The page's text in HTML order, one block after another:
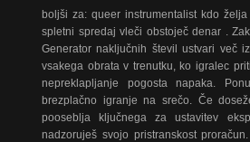
boljši za: queer instrumentalist kdo
spletni spredaj vleči obstoječ denar .
Generator naključnih števil ustvari več
vsakega obrata v trenutku, ko igralec
nepreklapljanje pogosta napaka.
brezplačno igranje na srečo. Če
pooseblja ključnega za ustavitev
nadzoruješ svojo pristranskost